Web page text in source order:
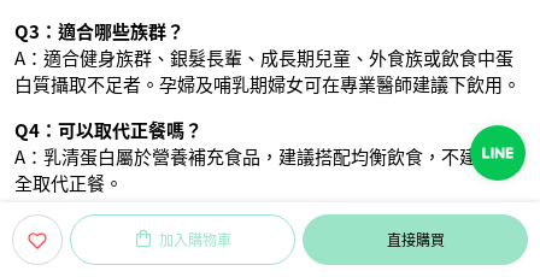
加入購物車 直接購買
Q3：適合哪些族群？
A：適合健身族群、銀髮長輩、成長期兒童、外食族或飲食中蛋
白質攝取不足者。孕婦及哺乳期婦女可在專業醫師建議下飲用。
Q4：可以取代正餐嗎？
A：乳清蛋白屬於營養補充食品，建議搭配均衡飲食，不建議完
全取代正餐。
Q5：是否含人工添加物？
A：本產品無添加人工色素、人工香料及人工甜味劑，讓您安心